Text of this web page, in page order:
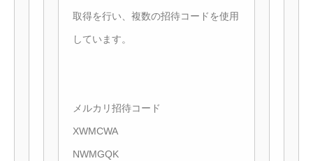
取得を行い、複数の招待コードを使用
しています。
メルカリ招待コード
XWMCWA
NWMGQK